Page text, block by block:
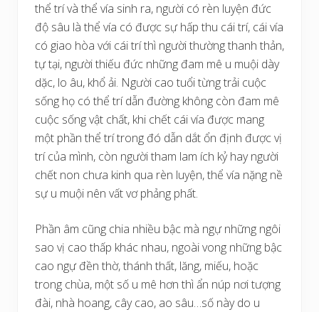
thể trí và thể vía sinh ra, người có rèn luyện đức
độ sâu là thể vía có được sự hấp thu cái trí, cái vía
có giao hòa với cái trí thì người thường thanh thản,
tự tại, người thiếu đức những đam mê u muội dày
dặc, lo âu, khổ ải. Người cao tuổi từng trải cuộc
sống họ có thể trí dẫn đường không còn đam mê
cuộc sống vật chất, khi chết cái vía được mang
một phần thể trí trong đó dẫn dắt ổn định được vị
trí của mình, còn người tham lam ích kỷ hay người
chết non chưa kinh qua rèn luyện, thể vía nặng nề
sự u muội nên vất vơ phảng phất.
Phần âm cũng chia nhiều bậc mà ngự những ngôi
sao vị cao thấp khác nhau, ngoài vong những bậc
cao ngự đền thờ, thánh thất, lăng, miếu, hoặc
trong chùa, một số u mê hơn thì ẩn núp nơi tượng
đài, nhà hoang, cây cao, ao sâu…số này do u